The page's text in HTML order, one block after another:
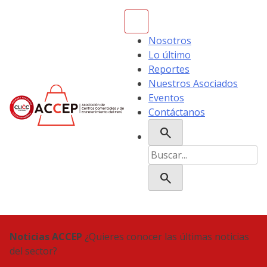
Nosotros
Lo último
Reportes
Nuestros Asociados
Eventos
Contáctanos
search
Buscar:
search
Noticias ACCEP ¿Quieres conocer las últimas noticias
del sector?